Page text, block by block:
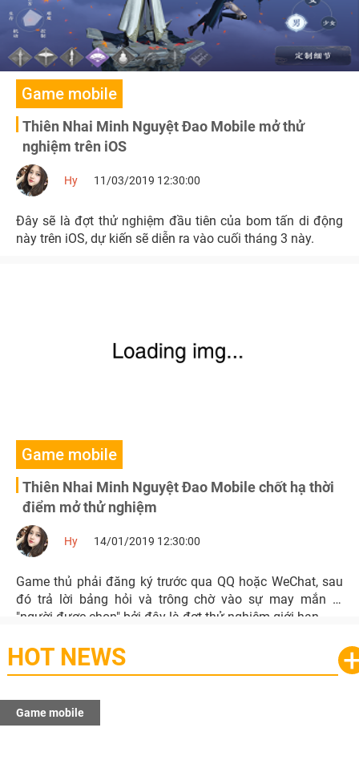
Game mobile
Thiên Nhai Minh Nguyệt Đao Mobile mở thử
nghiệm trên iOS
Hy 11/03/2019 12:30:00
Đây sẽ là đợt thử nghiệm đầu tiên của bom tấn di động
này trên iOS, dự kiến sẽ diễn ra vào cuối tháng 3 này.
Game mobile
Thiên Nhai Minh Nguyệt Đao Mobile chốt hạ thời
điểm mở thử nghiệm
Hy 14/01/2019 12:30:00
Game thủ phải đăng ký trước qua QQ hoặc WeChat, sau
đó trả lời bảng hỏi và trông chờ vào sự may mắn là
"người được chọn" bởi đây là đợt thử nghiệm giới hạn.
HOT NEWS
Game mobile